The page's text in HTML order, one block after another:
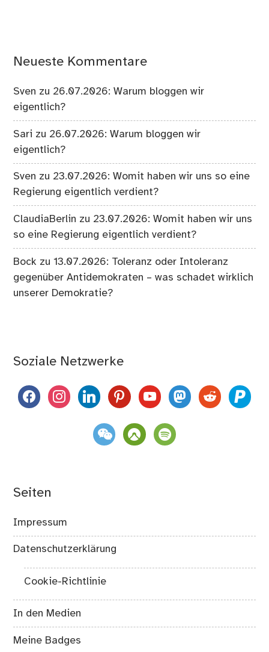
Neueste Kommentare
Sven zu 26.07.2026: Warum bloggen wir
eigentlich?
Sari zu 26.07.2026: Warum bloggen wir
eigentlich?
Sven zu 23.07.2026: Womit haben wir uns so eine
Regierung eigentlich verdient?
ClaudiaBerlin zu 23.07.2026: Womit haben wir uns
so eine Regierung eigentlich verdient?
Bock zu13.07.2026: Toleranz oder Intoleranz
gegenüber Antidemokraten – was schadet wirklich
unserer Demokratie?
Soziale Netzwerke
facebookinstagramlinkedinpinterestyoutubemastodon
reddit paypal
weixin komootspotify
Seiten
Impressum
Datenschutzerklärung
Cookie-Richtlinie
In den Medien
Meine Badges